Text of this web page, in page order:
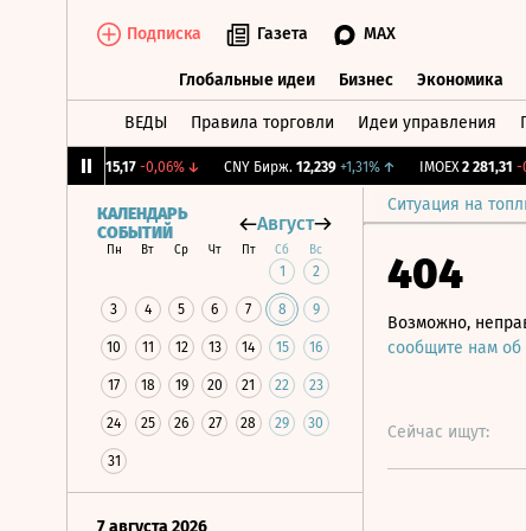
Подписка Газета MAX
Глобальные идеи Бизнес Экономика
ВЕДЫ Правила торговли Идеи управления
115,17 -0,06%↓ CNY Бирж. 12,239 +1,31%↑ IMOEX 2 281,31 -
Ситуация на
КАЛЕНДАРЬ
СОБЫТИЙ
Август
Пн Вт Ср Чт Пт Сб Вс
1 2
3 4 5 6 7 8 9
10 11 12 13 14 15 16
17 18 19 20 21 22 23
24 25 26 27 28 29 30
31
7 августа 2026
404
Возможно,
сообщите нам
Сейчас ищут: